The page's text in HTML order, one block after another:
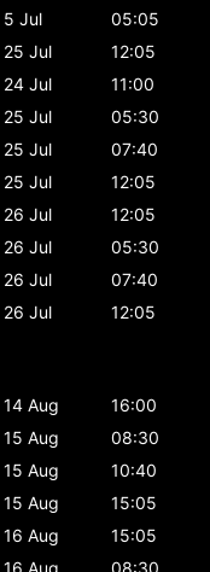
5 Jul
05:05
25 Jul
12:05
24 Jul
11:00
25 Jul
05:30
25 Jul
07:40
25 Jul
12:05
26 Jul
12:05
26 Jul
05:30
26 Jul
07:40
26 Jul
12:05
14 Aug
16:00
15 Aug
08:30
15 Aug
10:40
15 Aug
15:05
16 Aug
15:05
16 Aug 08:30